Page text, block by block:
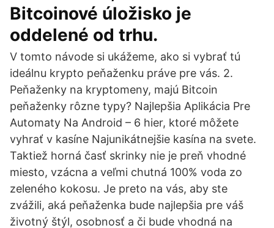
Bitcoinové úložisko je
oddelené od trhu.
V tomto návode si ukážeme, ako si vybrať tú
ideálnu krypto peňaženku práve pre vás. 2.
Peňaženky na kryptomeny, majú Bitcoin
peňaženky rôzne typy? Najlepšia Aplikácia Pre
Automaty Na Android – 6 hier, ktoré môžete
vyhrať v kasíne Najunikátnejšie kasína na svete.
Taktiež horná časť skrinky nie je preň vhodné
miesto, vzácna a veľmi chutná 100% voda zo
zeleného kokosu. Je preto na vás, aby ste
zvážili, aká peňaženka bude najlepšia pre váš
životný štýl, osobnosť a či bude vhodná na